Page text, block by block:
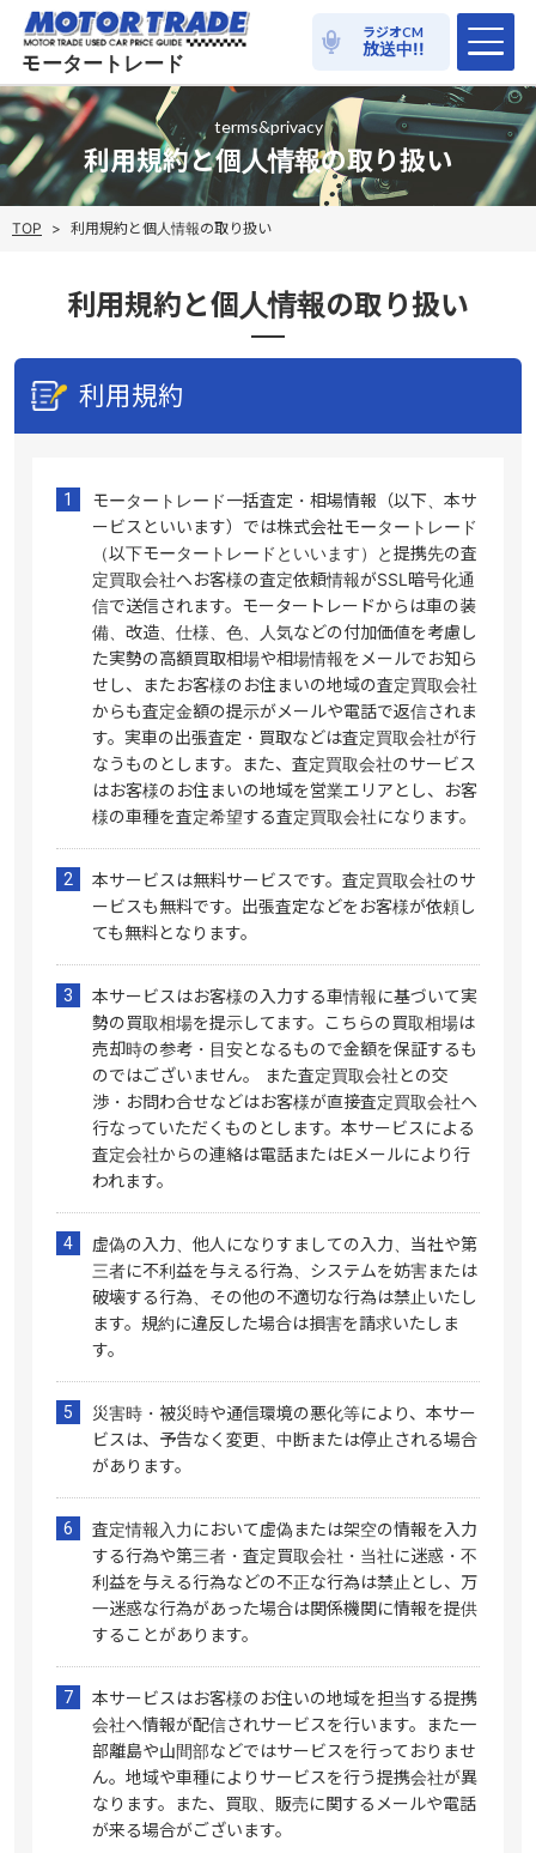
モータートレード
ラジオCM
放送中!!
terms&privacy
利用規約と個人情報の取り扱い
TOP > 利用規約と個人情報の取り扱い
利用規約と個人情報の取り扱い
利用規約
モータートレード一括査定・相場情報（以下、本サ
ービスといいます）では株式会社モータートレード
（以下モータートレードといいます）と提携先の査
定買取会社へお客様の査定依頼情報がSSL暗号化通
信で送信されます。モータートレードからは車の装
備、改造、仕様、色、人気などの付加価値を考慮し
た実勢の高額買取相場や相場情報をメールでお知ら
せし、またお客様のお住まいの地域の査定買取会社
からも査定金額の提示がメールや電話で返信されま
す。実車の出張査定・買取などは査定買取会社が行
なうものとします。また、査定買取会社のサービス
はお客様のお住まいの地域を営業エリアとし、お客
様の車種を査定希望する査定買取会社になります。
本サービスは無料サービスです。査定買取会社のサ
ービスも無料です。出張査定などをお客様が依頼し
ても無料となります。
本サービスはお客様の入力する車情報に基づいて実
勢の買取相場を提示してます。こちらの買取相場は
売却時の参考・目安となるもので金額を保証するも
のではございません。 また査定買取会社との交
渉・お問わ合せなどはお客様が直接査定買取会社へ
行なっていただくものとします。本サービスによる
査定会社からの連絡は電話またはEメールにより行
われます。
虚偽の入力、他人になりすましての入力、当社や第
三者に不利益を与える行為、システムを妨害または
破壊する行為、その他の不適切な行為は禁止いたし
ます。規約に違反した場合は損害を請求いたしま
す。
災害時・被災時や通信環境の悪化等により、本サー
ビスは、予告なく変更、中断または停止される場合
があります。
査定情報入力において虚偽または架空の情報を入力
する行為や第三者・査定買取会社・当社に迷惑・不
利益を与える行為などの不正な行為は禁止とし、万
一迷惑な行為があった場合は関係機関に情報を提供
することがあります。
本サービスはお客様のお住いの地域を担当する提携
会社へ情報が配信されサービスを行います。また一
部離島や山間部などではサービスを行っておりませ
ん。地域や車種によりサービスを行う提携会社が異
なります。また、買取、販売に関するメールや電話
が来る場合がございます。